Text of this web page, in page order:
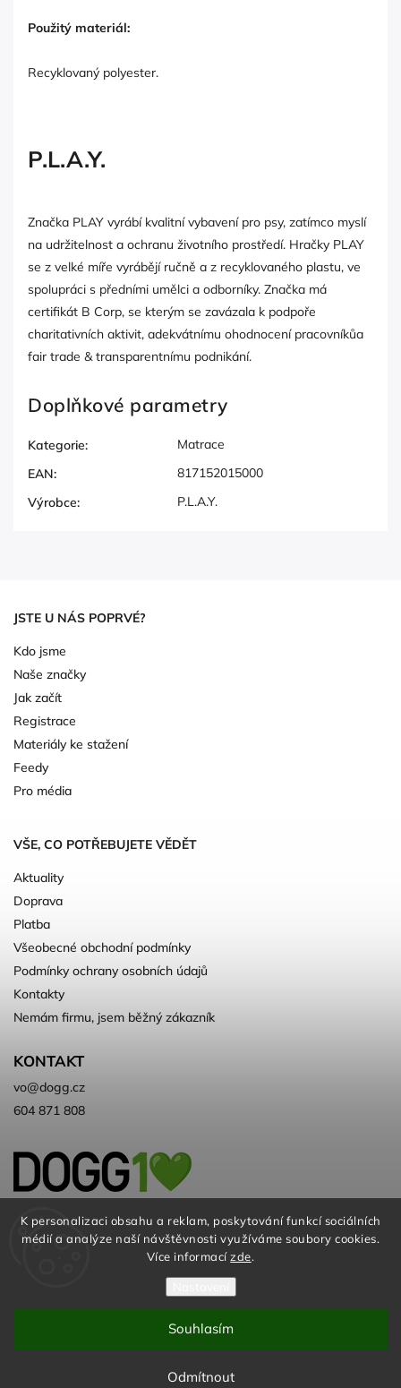
K personalizaci obsahu a reklam, poskytování funkcí sociálních
médií a analýze naší návštěvnosti využíváme soubory cookies.
Více informacízde.
Odmítnout
Souhlasím
Použitý materiál:
Recyklovaný polyester.
P.L.A.Y.
Značka PLAY vyrábí kvalitní vybavení pro psy, zatímco myslí
na udržitelnost a ochranu životního prostředí. Hračky PLAY
se z velké míře vyrábějí ručně a z recyklovaného plastu, ve
spolupráci s předními umělci a odborníky. Značka má
certifikát B Corp, se kterým se zavázala k podpoře
charitativních aktivit, adekvátnímu ohodnocení pracovníkůa
fair trade & transparentnímu podnikání.
Doplňkové parametry
Kategorie:
Matrace
EAN:
817152015000
Výrobce: P.L.A.Y.
JSTE U NÁS POPRVÉ?
Kdo jsme
Naše značky
Jak začít
Registrace
Materiály ke stažení
Feedy
Pro média
VŠE, CO POTŘEBUJETE VĚDĚT
Aktuality
Doprava
Platba
Všeobecné obchodní podmínky
Podmínky ochrany osobních údajů
Kontakty
Nemám firmu, jsem běžný zákazník
KONTAKT
vo@dogg.cz
604 871 808
Velkoobchod kvalitních a ♻️eko
chovatelských potřeb. Už 10 let